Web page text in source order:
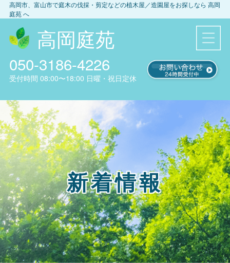
高岡市、富山市で庭木の伐採・剪定などの植木屋／造園屋をお探しなら 高岡
庭苑へ
高岡庭苑
050-3186-4226
受付時間 08:00〜18:00 日曜・祝日定休
新着情報